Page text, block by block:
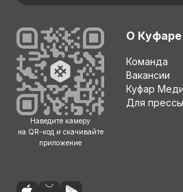
Наведите камеру
на QR-код и скачивайте
приложение
О Куфаре
Команда
Вакансии
Куфар
Для прессы